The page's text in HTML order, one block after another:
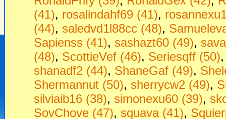
(41), rosalindahf69 (41),
(44), saledvd1l88cc (48),
Sapienss (41), sashazt60 (49),
(48), ScottieVef (46), Seriesqff (50)
shanadf2 (44), ShaneGaf (49),
Shermannut (50), sherrycw2 (49),
silviaib16 (38), simonexu60 (39),
SovChove (47), squava (41),